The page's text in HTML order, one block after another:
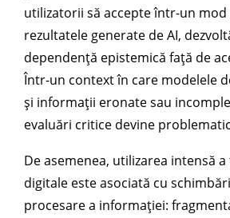
utilizatorii să accepte într-un
rezultatele generate de AI,
dependență epistemică față de
Într-un context în care modelele
și informații eronate sau
evaluări critice devine
De asemenea, utilizarea intensă
digitale este asociată cu
procesare a informației: